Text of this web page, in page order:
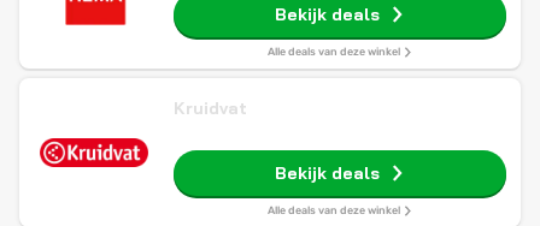
Bekijk deals
Alle deals van deze winkel
Kruidvat
Bekijk deals
Alle deals van deze winkel